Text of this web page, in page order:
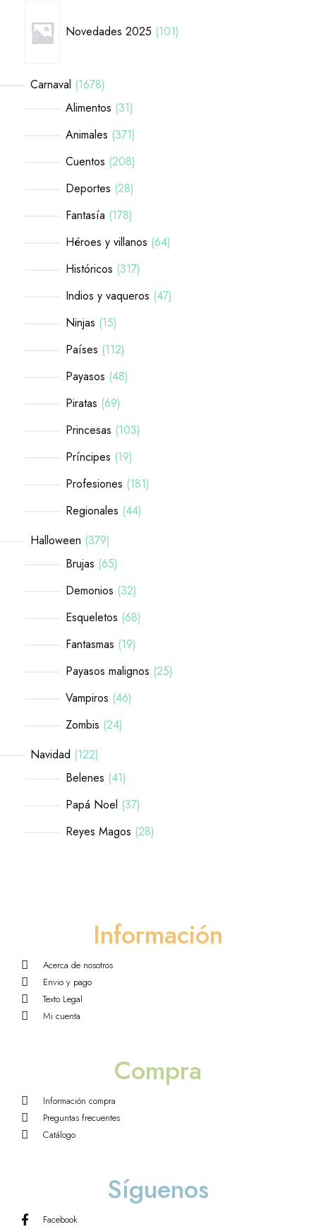
Novedades 2025 101
Carnaval 1678
Alimentos 31
Animales 371
Cuentos 208
Deportes 28
Fantasía 178
Héroes y villanos 64
Históricos 317
Indios y vaqueros 47
Ninjas 15
Países 112
Payasos 48
Piratas 69
Princesas 103
Príncipes 19
Profesiones 181
Regionales 44
Halloween 379
Brujas 65
Demonios 32
Esqueletos 68
Fantasmas 19
Payasos malignos 25
Vampiros 46
Zombis 24
Navidad 122
Belenes 41
Papá Noel 37
Reyes Magos 28
Información
Acerca de nosotros
Envio y pago
Texto Legal
Mi cuenta
Compra
Información compra
Preguntas frecuentes
Catálogo
Síguenos
Facebook